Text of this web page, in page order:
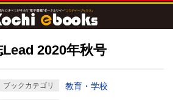
2020年秋号
ブックカテゴリ 教育・学校